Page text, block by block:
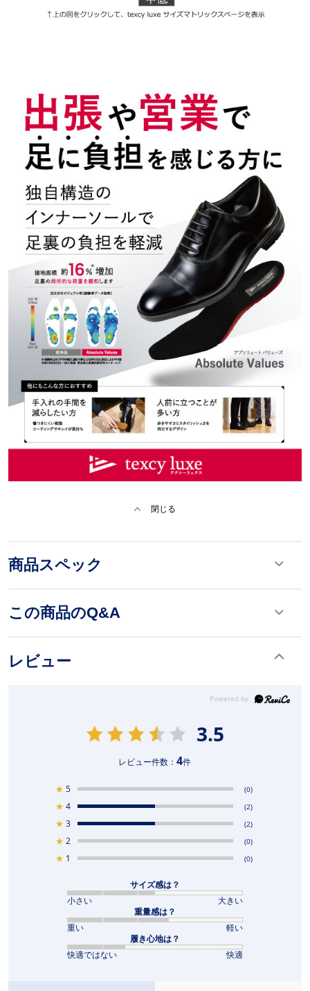
閉じる
商品スペック
この商品のQ&A
レビュー
3.5
レビュー件数：4件
★ 5 (0)
★ 4 (2)
★ 3 (2)
★ 2 (0)
★ 1 (0)
サイズ感は？
小さい
大きい
重量感は？
重い
軽い
履き心地は？
快適ではない
快適